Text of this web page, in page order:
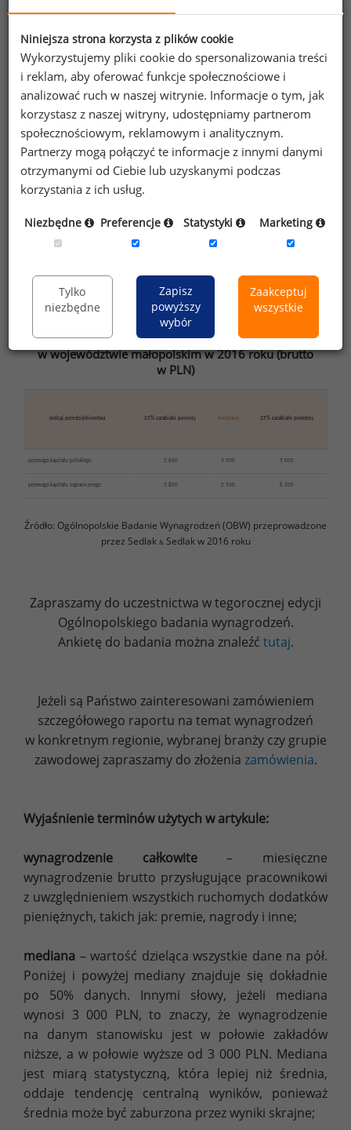
Źródło: Ogólnopolskie Badanie Wynagrodzeń (OBW) przeprowadzone
przez Sedlak&Sedlak w 2016 roku
Więcej danych na temat wynagrodzeń różnych
zawodach i na różnych stanowiskach znajdą
Tabela 3. Wynagrodzenia w przedsiębiorstwach
o różnym pochodzeniu kapitału
w województwie małopolskim w 2016 roku (brutto
w PLN)
rodzaj przedsiębiorstwa 25% zarabiało poniżej mediana 25% zarabiało powyżej
przewaga kapitału polskiego 2 600 3 500 5 000
przewaga kapitału zagranicznego 3 800 5 500 8 200
Źródło: Ogólnopolskie Badanie Wynagrodzeń (OBW) przeprowadzone
przez Sedlak &Sedlak w 2016 roku
Zapraszamy do uczestnictwa w tegorocznej edycji
Ogólnopolskiego badania wynagrodzeń.
Ankietę do badania można znaleźć tutaj.
Jeżeli są Państwo zainteresowani zamówieniem
szczegółowego raportu na temat wynagrodzeń
w konkretnym regionie, wybranej branży czy grupie
zawodowej zapraszamy do złożenia zamówienia.
Wyjaśnienie terminów użytych w artykule:
wynagrodzenie całkowite– miesięczne
wynagrodzenie brutto przysługujące pracownikowi
z uwzględnieniem wszystkich ruchomych dodatków
pieniężnych, takich jak: premie, nagrody i inne;
mediana – wartość dzieląca wszystkie dane na pół.
Poniżej i powyżej mediany znajduje się dokładnie
po 50% danych. Innymi słowy, jeżeli mediana
wynosi 3 000 PLN, to znaczy, że wynagrodzenie
na danym stanowisku jest w połowie zakładów
niższe, a w połowie wyższe od 3 000 PLN. Mediana
jest miarą statystyczną, która lepiej niż średnia,
oddaje tendencję centralną wyników, ponieważ
średnia może być zaburzona przez wyniki skrajne;
Niniejsza strona korzysta z plików cookie
Wykorzystujemy pliki cookie do spersonalizowania treści
i reklam, aby oferować funkcje społecznościowe i
analizować ruch w naszej witrynie. Informacje o tym, jak
korzystasz z naszej witryny, udostępniamy partnerom
społecznościowym, reklamowym i analitycznym.
Partnerzy mogą połączyć te informacje z innymi danymi
otrzymanymi od Ciebie lub uzyskanymi podczas
korzystania z ich usług.
Niezbędne Preferencje Statystyki Marketing
Tylko
niezbędne
Zapisz
powyższy
wybór
Zaakceptuj
wszystkie